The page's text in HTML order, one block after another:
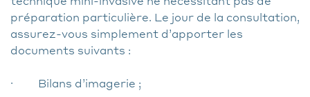
préparation particulière. Le jour de la consultation,
assurez-vous simplement d’apporter les
documents suivants :
· Bilans d’imagerie ;